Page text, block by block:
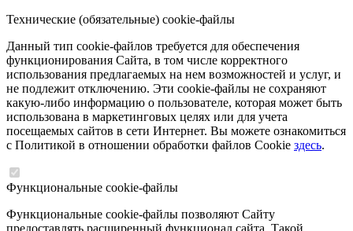
Технические (обязательные) cookie-файлы
Данный тип cookie-файлов требуется для обеспечения
функционирования Сайта, в том числе корректного
использования предлагаемых на нем возможностей и услуг, и
не подлежит отключению. Эти cookie-файлы не сохраняют
какую-либо информацию о пользователе, которая может быть
использована в маркетинговых целях или для учета
посещаемых сайтов в сети Интернет. Вы можете ознакомиться
с Политикой в отношении обработки файлов Cookie здесь.
Функциональные cookie-файлы
Функциональные cookie-файлы позволяют Сайту
предоставлять расширенный функционал сайта. Такой